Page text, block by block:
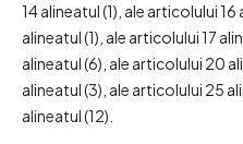
14 alineatul (1), ale articolului
alineatul (1), ale articolului 17
alineatul (6), ale articolului 20
alineatul (3), ale articolului 25
alineatul (12).